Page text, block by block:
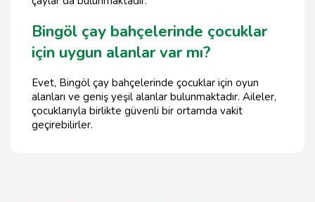
Bingöl çay bahçelerinde çocuklar
için uygun alanlar var mı?
Evet, Bingöl çay bahçelerinde çocuklar için oyun
alanları ve geniş yeşil alanlar bulunmaktadır. Aileler,
çocuklarıyla birlikte güvenli bir ortamda vakit
geçirebilirler.